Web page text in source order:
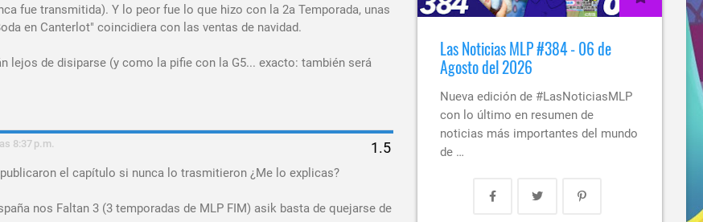
fue transmitida). Y lo peor fue lo que hizo con la 2a Temporada, unas
en Canterlot" coincidiera con las ventas de navidad.
lejos de disiparse (y como la pifie con la G5... exacto: también será
8:37 p.m.
el capítulo si nunca lo trasmitieron ¿Me lo explicas?
nos Faltan 3 (3 temporadas de MLP FIM) asik basta de quejarse de
Las Noticias MLP #384 - 06 de
Agosto del 2026
Nueva edición de #LasNoticiasMLP
con lo último en resumen de
noticias más importantes del mundo
de …